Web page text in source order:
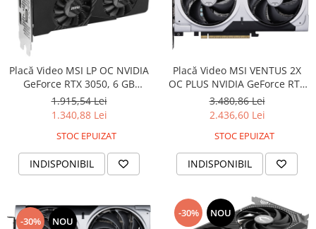
Placă Video MSI LP OC NVIDIA
GeForce RTX 3050, 6 GB
GDDR6, PCIe x8 4.0, 96 bit,
Black
1.915,54 Lei
1.340,88 Lei
STOC EPUIZAT
INDISPONIBIL
Placă Video MSI VENTUS 2X
OC PLUS NVIDIA GeForce RTX
5060 Ti, 8 GB GDDR7, PCIe x16
5.0, 128 bit, Silver
3.480,86 Lei
2.436,60 Lei
STOC EPUIZAT
INDISPONIBIL
-30% NOU
-30% NOU